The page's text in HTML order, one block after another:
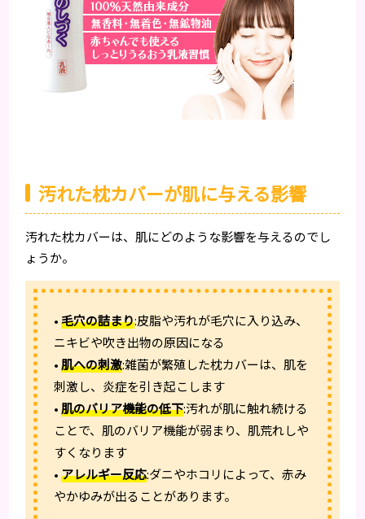
汚れた枕カバーが肌に与える影響
汚れた枕カバーは、肌にどのような影響を与えるのでし
ょうか。
•毛穴の詰まり:皮脂や汚れが毛穴に入り込み、
ニキビや吹き出物の原因になる
•肌への刺激:雑菌が繁殖した枕カバーは、肌を
刺激し、炎症を引き起こします
•肌のバリア機能の低下:汚れが肌に触れ続ける
ことで、肌のバリア機能が弱まり、肌荒れしや
すくなります
•アレルギー反応:ダニやホコリによって、赤み
やかゆみが出ることがあります。